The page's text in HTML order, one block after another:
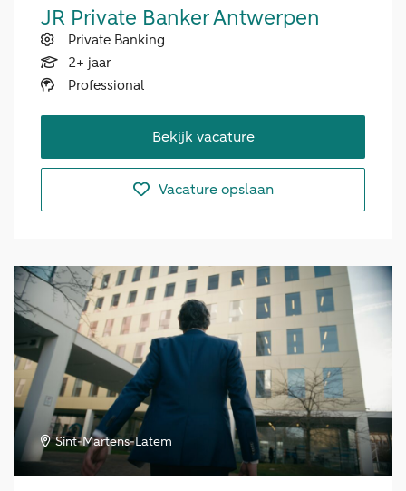
JR Private Banker Antwerpen
Private Banking
2+ jaar
Professional
Bekijk vacature
Vacature opslaan
Sint-Martens-Latem